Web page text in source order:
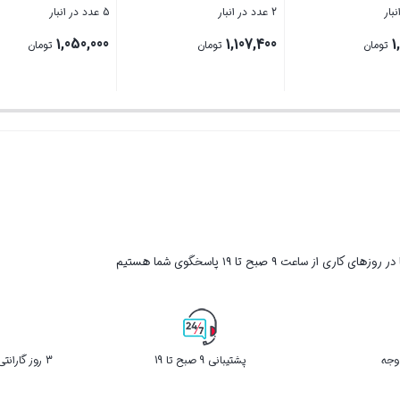
قیمت
بود.
5 عدد در انبار
1,800,000 تومان
بستن
2 عدد در انبار
1,107,400 تومان
بستن
روزهای کاری از ساعت ۹ صبح تا ۱۹ پاسخگوی شما هستیم
پشتیبانی 9 صبح تا 19 3 روز گارانتی بازگشت کالا در صورت خرابی